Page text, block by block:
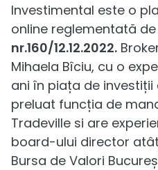
Investimental este o
online reglementată de
nr.160/12.12.2022.
Mihaela Bîciu, cu o
ani în piața de investiții
preluat funcția de
Tradeville si are
board-ului director
Bursa de Valori